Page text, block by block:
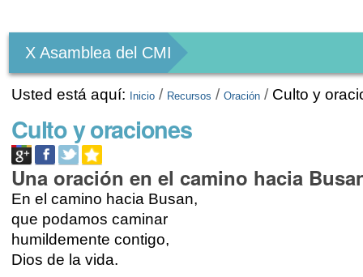
Personales
X Asamblea del CMI
Usted está aquí: Inicio / Recursos /Oración / Culto y
Culto y oraciones
Una oración en el camino hacia
En el camino hacia Busan,
que podamos caminar
humildemente contigo,
Dios de la vida.